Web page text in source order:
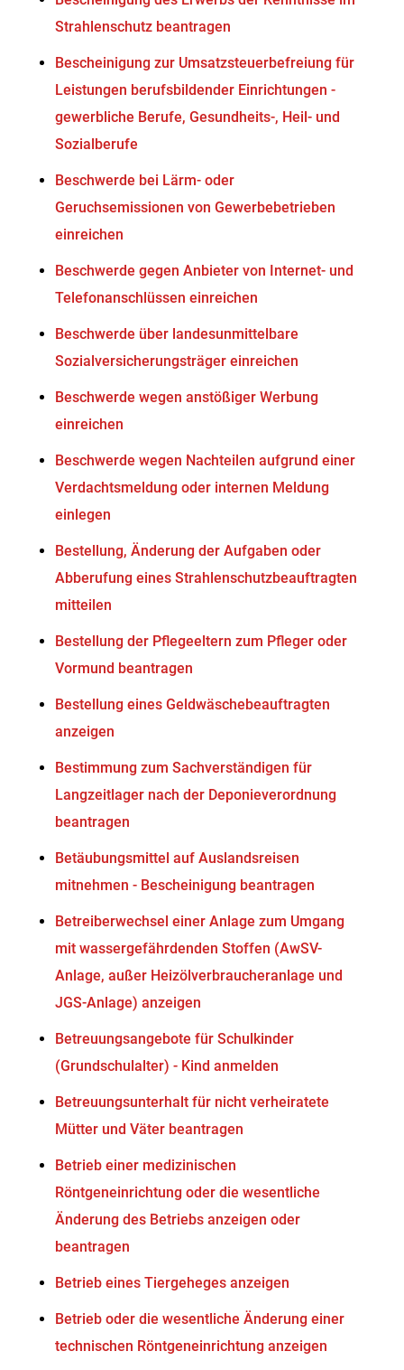
Strahlenschutz beantragen
Bescheinigung zur Umsatzsteuerbefreiung für
Leistungen berufsbildender Einrichtungen -
gewerbliche Berufe, Gesundheits-, Heil- und
Sozialberufe
Beschwerde bei Lärm- oder
Geruchsemissionen von Gewerbebetrieben
einreichen
Beschwerde gegen Anbieter von Internet- und
Telefonanschlüssen einreichen
Beschwerde über landesunmittelbare
Sozialversicherungsträger einreichen
Beschwerde wegen anstößiger Werbung
einreichen
Beschwerde wegen Nachteilen aufgrund einer
Verdachtsmeldung oder internen Meldung
einlegen
Bestellung, Änderung der Aufgaben oder
Abberufung eines Strahlenschutzbeauftragten
mitteilen
Bestellung der Pflegeeltern zum Pfleger oder
Vormund beantragen
Bestellung eines Geldwäschebeauftragten
anzeigen
Bestimmung zum Sachverständigen für
Langzeitlager nach der Deponieverordnung
beantragen
Betäubungsmittel auf Auslandsreisen
mitnehmen - Bescheinigung beantragen
Betreiberwechsel einer Anlage zum Umgang
mit wassergefährdenden Stoffen (AwSV-
Anlage, außer Heizölverbraucheranlage und
JGS-Anlage) anzeigen
Betreuungsangebote für Schulkinder
(Grundschulalter) - Kind anmelden
Betreuungsunterhalt für nicht verheiratete
Mütter und Väter beantragen
Betrieb einer medizinischen
Röntgeneinrichtung oder die wesentliche
Änderung des Betriebs anzeigen oder
beantragen
Betrieb eines Tiergeheges anzeigen
Betrieb oder die wesentliche Änderung einer
technischen Röntgeneinrichtung anzeigen